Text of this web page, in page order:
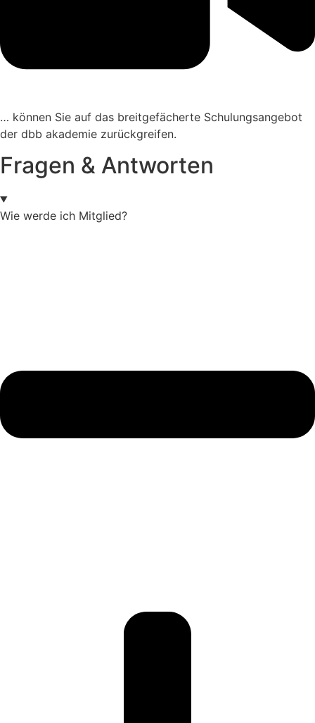
… können Sie auf das breit­ge­fä­cherte Schu­lungs­an­gebot
der dbb akademie zurückgreifen.
Fragen & Antworten
Wie werde ich Mitglied?